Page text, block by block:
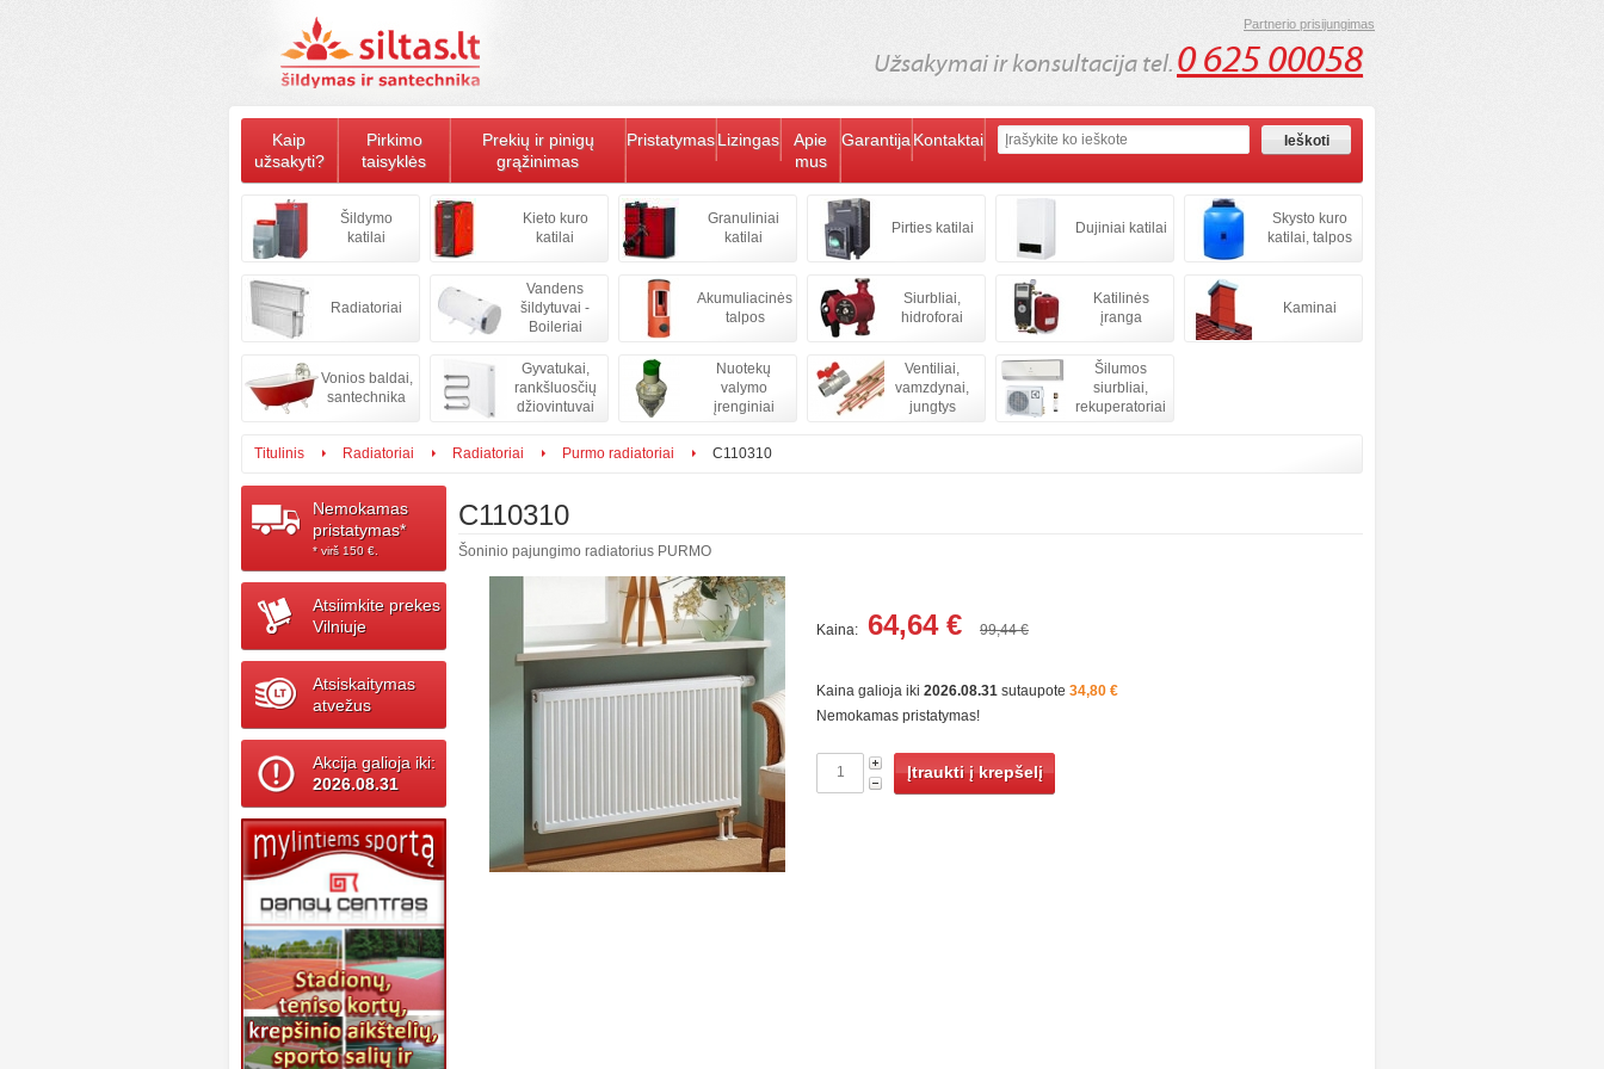
Užsakymai ir konsultacija tel. 0 625 00058
Partnerio prisijungimas
Kaip
užsakyti?
Pirkimo
taisyklės
Prekių ir pinigų
grąžinimas
PristatymasLizingas
Apie
mus
GarantijaKontaktai
Šildymo
katilai
Kieto kuro
katilai
Granuliniai
katilai
Pirties katilai Dujiniai katilai
Skysto kuro
katilai, talpos
Radiatoriai
Vandens
šildytuvai -
Boileriai
Akumuliacinės
talpos
Siurbliai,
hidroforai
Katilinės
įranga
Kaminai
Vonios baldai,
santechnika
Gyvatukai,
rankšluosčių
džiovintuvai
Nuotekų
valymo
įrenginiai
Ventiliai,
vamzdynai,
jungtys
Šilumos
siurbliai,
rekuperatoriai
Titulinis Radiatoriai Radiatoriai Purmo radiatoriai C110310
Nemokamas
pristatymas*
* virš 150 ‎€.
Atsiimkite prekes
Vilniuje
Atsiskaitymas
atvežus
Akcija galioja iki:
2026.08.31
C110310
Šoninio pajungimo radiatorius PURMO
Kaina: 64,64€ 99,44 €
Kaina galioja iki 2026.08.31 sutaupote 34,80 ‎€
Nemokamas pristatymas!
Įtraukti į krepšelį